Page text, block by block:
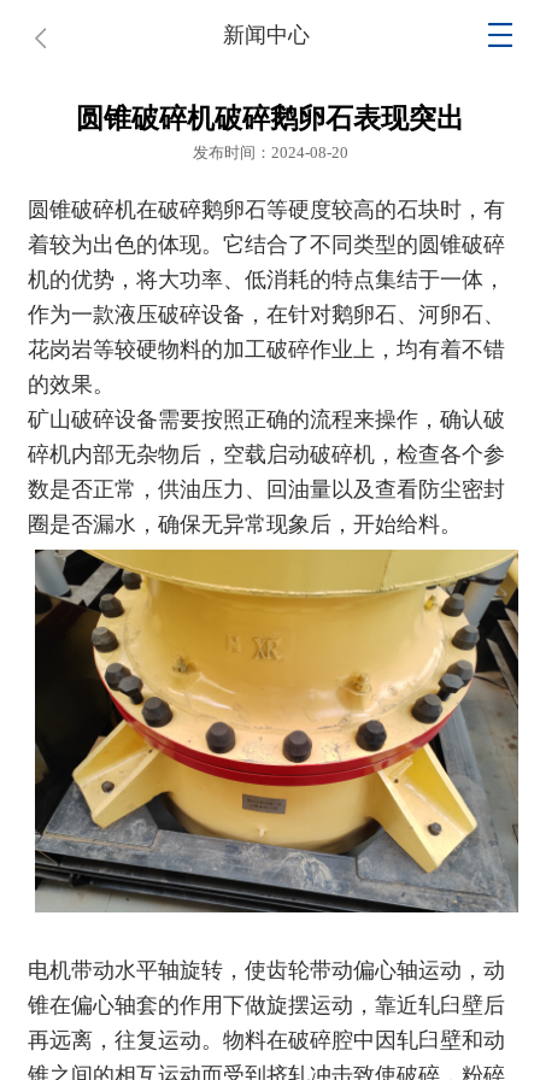
新闻中心
圆锥破碎机破碎鹅卵石表现突出
发布时间：2024-08-20
圆锥破碎机在破碎鹅卵石等硬度较高的石块时，有
着较为出色的体现。它结合了不同类型的圆锥破碎
机的优势，将大功率、低消耗的特点集结于一体，
作为一款液压破碎设备，在针对鹅卵石、河卵石、
花岗岩等较硬物料的加工破碎作业上，均有着不错
的效果。
矿山破碎设备需要按照正确的流程来操作，确认破
碎机内部无杂物后，空载启动破碎机，检查各个参
数是否正常，供油压力、回油量以及查看防尘密封
圈是否漏水，确保无异常现象后，开始给料。
电机带动水平轴旋转，使齿轮带动偏心轴运动，动
锥在偏心轴套的作用下做旋摆运动，靠近轧臼壁后
再远离，往复运动。物料在破碎腔中因轧臼壁和动